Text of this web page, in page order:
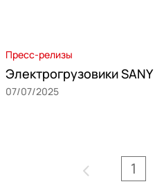
Пресс-релизы
Электрогрузовики
07/07/2025